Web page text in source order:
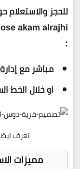
للحجز
:
مباشر مع
او خلال الخط
تعرف
مميزات